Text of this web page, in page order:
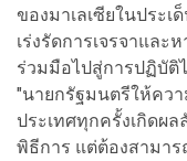
ของมาเลเซียในประ
เร่งรัดการเจรจาแล
ร่วมมือไปสู่การปฏิบัติ
"นายกรัฐมนตรีให้คว
ประเทศทุกครั้งเกิดผล
พิธีการ แต่ต้องสามา